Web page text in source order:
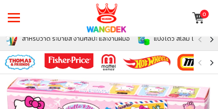
0
สำหรับวาด ระบายสี งานศิลปะ และงานฝีมือ แป้งโดว์ สไลม์ โฟม สำห